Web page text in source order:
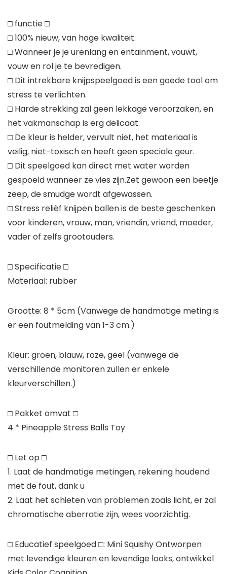
□ functie □
□ 100% nieuw, van hoge kwaliteit.
□ Wanneer je je urenlang en entainment, vouwt,
vouw en rol je te bevredigen.
□ Dit intrekbare knijpspeelgoed is een goede tool om
stress te verlichten.
□ Harde strekking zal geen lekkage veroorzaken, en
het vakmanschap is erg delicaat.
□ De kleur is helder, vervult niet, het materiaal is
veilig, niet-toxisch en heeft geen speciale geur.
□ Dit speelgoed kan direct met water worden
gespoeld wanneer ze vies zijn.Zet gewoon een beetje
zeep, de smudge wordt afgewassen.
□ Stress reliëf knijpen ballen is de beste geschenken
voor kinderen, vrouw, man, vriendin, vriend, moeder,
vader of zelfs grootouders.
□ Specificatie □
Materiaal: rubber
Grootte: 8 * 5cm (Vanwege de handmatige meting is
er een foutmelding van 1-3 cm.)
Kleur: groen, blauw, roze, geel (vanwege de
verschillende monitoren zullen er enkele
kleurverschillen.)
□ Pakket omvat □
4 * Pineapple Stress Balls Toy
□ Let op □
1. Laat de handmatige metingen, rekening houdend
met de fout, dank u
2. Laat het schieten van problemen zoals licht, er zal
chromatische aberratie zijn, wees voorzichtig.
□ Educatief speelgoed □: Mini Squishy Ontworpen
met levendige kleuren en levendige looks, ontwikkel